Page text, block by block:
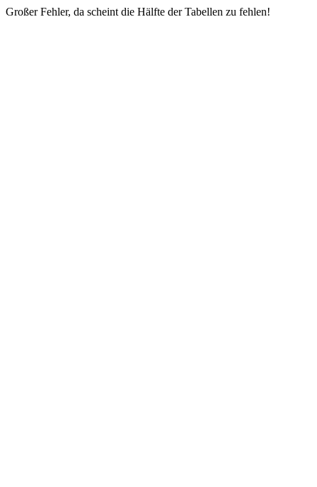
Großer Fehler, da scheint die Hälfte der Tabellen zu fehlen!